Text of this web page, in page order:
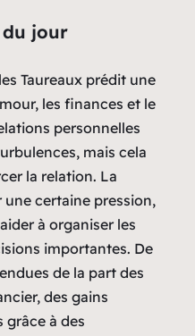
du jour
Taureaux prédit une
les finances et le
personnelles
mais cela
la relation. La
certaine pression,
à organiser les
importantes. De
de la part des
des gains
à des